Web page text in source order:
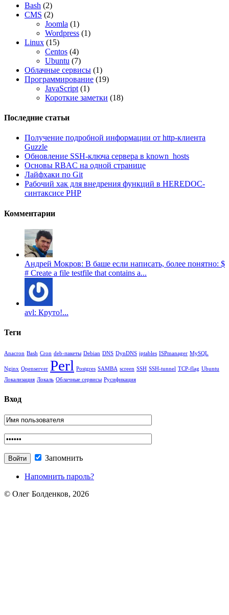
Bash (2)
CMS (2)
Joomla (1)
Wordpress (1)
Linux (15)
Centos (4)
Ubuntu (7)
Облачные сервисы (1)
Программирование (19)
JavaScript (1)
Короткие заметки (18)
Последние статьи
Получение подробной информации от http-клиента
Guzzle
Обновление SSH-ключа сервера в known_hosts
Основы RBAC на одной странице
Лайфхаки по Git
Рабочий хак для внедрения функций в HEREDOC-
синтаксисе PHP
Комментарии
Андрей Мокров: В баше если написать, более понятно: $
# Create a file testfile that contains a...
avl: Круто!...
Теги
Anacron Bash Cron deb-пакеты Debian DNS DynDNS iptables ISPmanager MySQL
Nginx Openserver Perl Postgres SAMBA screen SSH SSH-tunnel TCP-flag Ubuntu
Локализация Локаль Облачные сервисы Русификация
Вход
Запомнить
Напомнить пароль?
© Олег Болденков, 2026